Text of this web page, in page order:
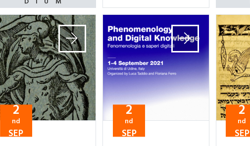
2
nd
SEP
2
nd
SEP
2
nd
SEP